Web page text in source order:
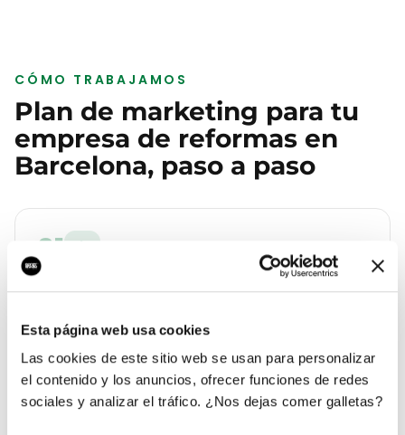
Esta página web usa cookies
Las cookies de este sitio web se usan para personalizar
el contenido y los anuncios, ofrecer funciones de redes
sociales y analizar el tráfico. ¿Nos dejas comer galletas?
CÓMO TRABAJAMOS
Plan de marketing para tu
empresa de reformas en
Barcelona, paso a paso
01
Auditoría de tu empresa de reformas
Analizamos tu web, tu Google Business Profile, tus
reseñas y la competencia real que tienes en
Eixample. Te entregamos un diagnóstico con lo que
cuesta cada lead hoy y a cuánto debería estar.